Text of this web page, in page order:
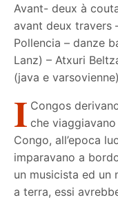
Avant- deux à
avant deux travers
Pollencia – danze
Lanz) – Atxuri
(java e
I Congos
che
Congo, all’epoca
imparavano a
un musicista ed un
a terra, essi